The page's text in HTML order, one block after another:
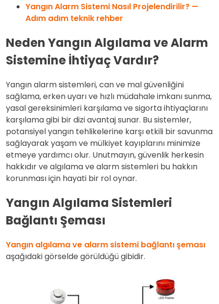
Yangın Alarm Sistemi Nasıl Projelendirilir? —
Adım adım teknik rehber
Neden Yangın Algılama ve Alarm
Sistemine İhtiyaç Vardır?
Yangın alarm sistemleri, can ve mal güvenliğini
sağlama, erken uyarı ve hızlı müdahale imkanı sunma,
yasal gereksinimleri karşılama ve sigorta ihtiyaçlarını
karşılama gibi bir dizi avantaj sunar. Bu sistemler,
potansiyel yangın tehlikelerine karşı etkili bir savunma
sağlayarak yaşam ve mülkiyet kayıplarını minimize
etmeye yardımcı olur. Unutmayın, güvenlik herkesin
hakkıdır ve algılama ve alarm sistemleri bu hakkın
korunması için hayati bir rol oynar.
Yangın Algılama Sistemleri
Bağlantı Şeması
Yangın algılama ve alarm sistemi bağlantı şeması
aşağıdaki görselde görüldüğü gibidir.